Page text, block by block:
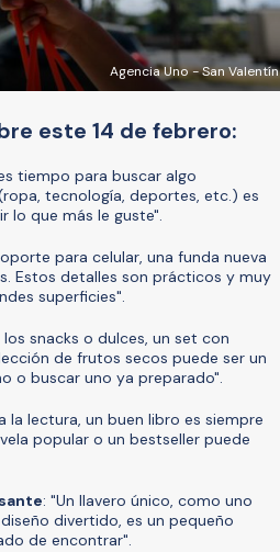
Agencia Uno - San Valentín
este 14 de febrero:
tiempo para buscar algo
tecnología, deportes, etc.) es
lo que más le guste".
para celular, una funda nueva
Estos detalles son prácticos y muy
superficies".
los snacks o dulces, un set con
de frutos secos puede ser un
o buscar uno ya preparado".
la lectura, un buen libro es siempre
popular o un bestseller puede
: "Un llavero único, como uno
divertido, es un pequeño
de encontrar".